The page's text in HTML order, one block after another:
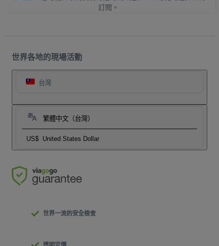
訂閱。
世界各地的現場活動
台灣
繁體中文（台灣）
US$ United States Dollar
世界一流的安全檢查